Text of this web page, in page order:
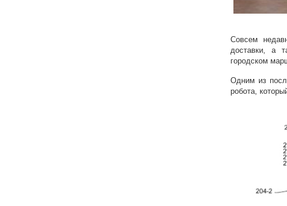
Совсем
доставки, а
городском
Одним из
робота,